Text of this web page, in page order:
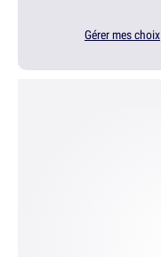
Gérer mes choix